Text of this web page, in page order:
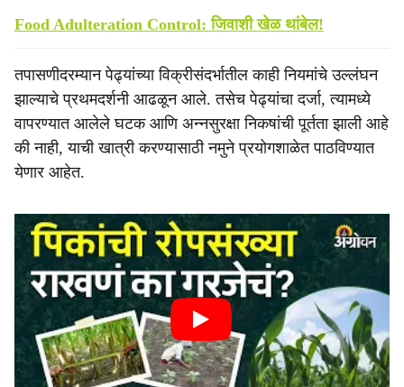
Food Adulteration Control: जिवाशी खेळ थांबेल!
तपासणीदरम्यान पेढ्यांच्या विक्रीसंदर्भातील काही नियमांचे उल्लंघन
झाल्याचे प्रथमदर्शनी आढळून आले. तसेच पेढ्यांचा दर्जा, त्यामध्ये
वापरण्यात आलेले घटक आणि अन्नसुरक्षा निकषांची पूर्तता झाली आहे
की नाही, याची खात्री करण्यासाठी नमुने प्रयोगशाळेत पाठविण्यात
येणार आहेत.